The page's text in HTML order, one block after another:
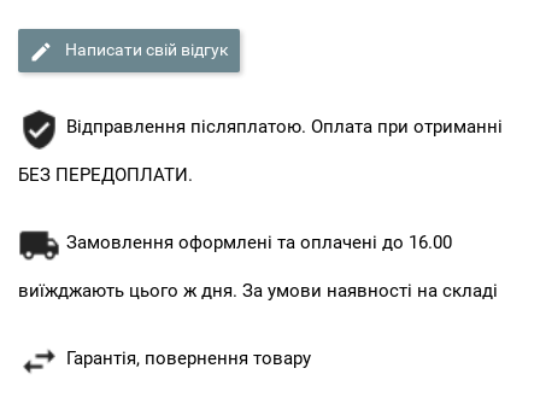
Написати свій відгук
Відправлення післяплатою. Оплата при отриманні
БЕЗ ПЕРЕДОПЛАТИ.
Замовлення оформлені та оплачені до 16.00
виїжджають цього ж дня. За умови наявності на складі
Гарантія, повернення товару